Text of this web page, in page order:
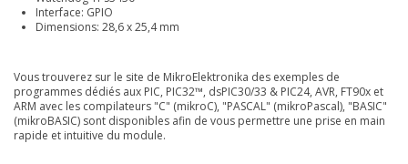
Interface: GPIO
Dimensions: 28,6 x 25,4 mm
Vous trouverez sur le site de MikroElektronika des exemples de
programmes dédiés aux PIC, PIC32™, dsPIC30/33 & PIC24, AVR, FT90x et
ARM avec les compilateurs "C" (mikroC), "PASCAL" (mikroPascal), "BASIC"
(mikroBASIC) sont disponibles afin de vous permettre une prise en main
rapide et intuitive du module.